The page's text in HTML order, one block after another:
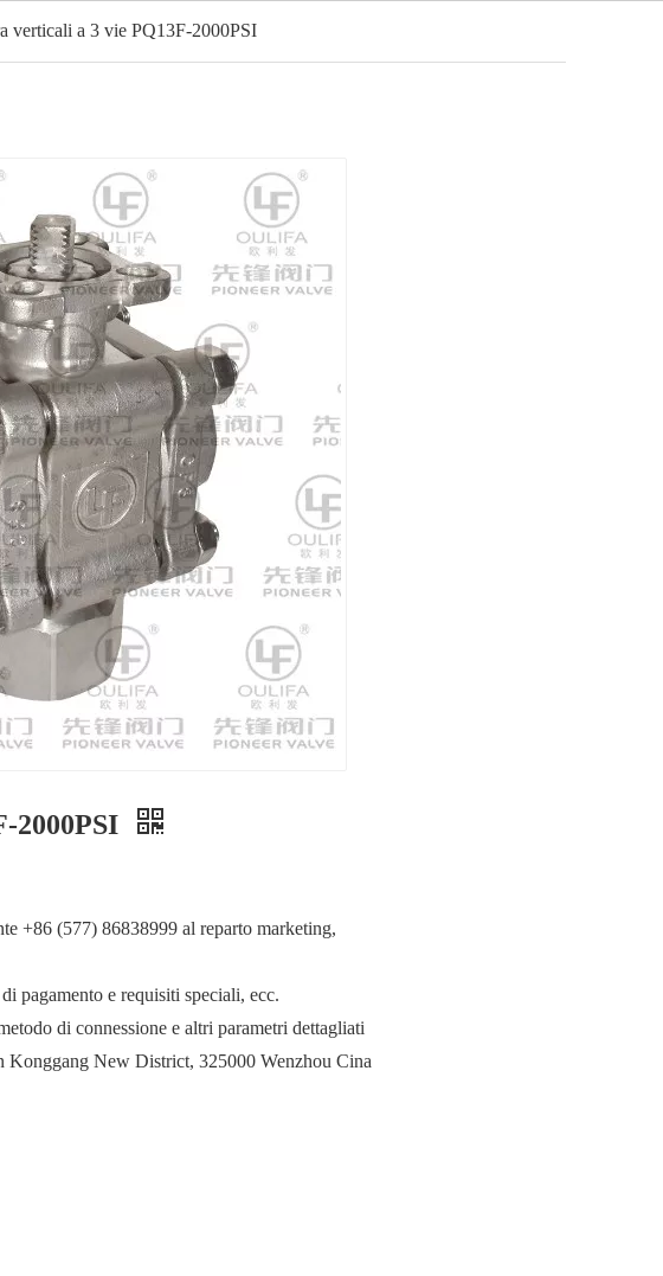
verticali a 3 vie PQ13F-2000PSI
2000PSI
+86 (577) 86838999 al reparto marketing,
pagamento e requisiti speciali, ecc.
di connessione e altri parametri dettagliati
New District, 325000 Wenzhou Cina